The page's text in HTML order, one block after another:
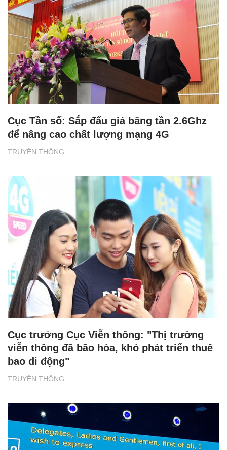
TRUYỀN THÔNG
Cục Tần số: Sắp đấu giá băng tần 2.6Ghz
để nâng cao chất lượng mạng 4G
TRUYỀN THÔNG
Cục trưởng Cục Viễn thông: "Thị trường
viễn thông đã bão hòa, khó phát triển thuê
bao di động"